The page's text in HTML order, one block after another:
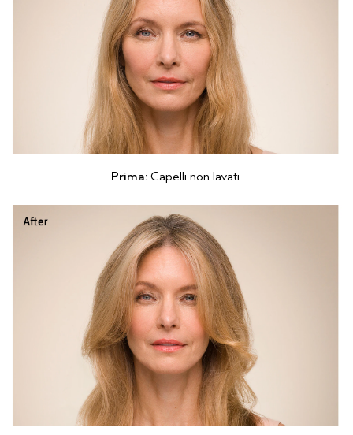
Prima: Capelli non lavati.